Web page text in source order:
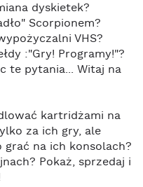
dyskietek?
Scorpionem?
VHS?
:"Gry! Programy!"?
te pytania... Witaj na
kartridżami na
za ich gry, ale
na ich konsolach?
Pokaż, sprzedaj i